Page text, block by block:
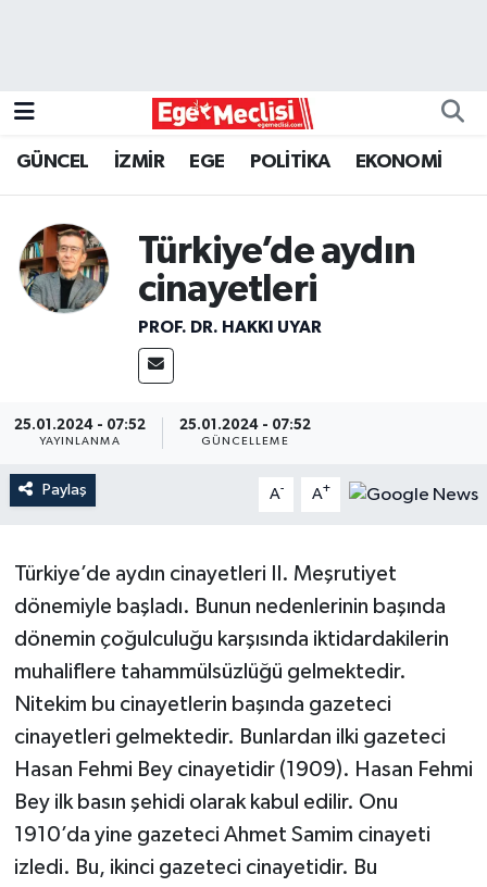
GÜNCEL İZMİR EGE POLİTİKA EKONOMİ
Türkiye’de aydın
cinayetleri
PROF. DR. HAKKI UYAR
25.01.2024 - 07:52
YAYINLANMA
25.01.2024 - 07:52
GÜNCELLEME
Paylaş A- A+
Türkiye’de aydın cinayetleri II. Meşrutiyet
dönemiyle başladı. Bunun nedenlerinin başında
dönemin çoğulculuğu karşısında iktidardakilerin
muhaliflere tahammülsüzlüğü gelmektedir.
Nitekim bu cinayetlerin başında gazeteci
cinayetleri gelmektedir. Bunlardan ilki gazeteci
Hasan Fehmi Bey cinayetidir (1909). Hasan Fehmi
Bey ilk basın şehidi olarak kabul edilir. Onu
1910’da yine gazeteci Ahmet Samim cinayeti
izledi. Bu, ikinci gazeteci cinayetidir. Bu
GÜNCEL
İZMİR
ÖZEL HABER
POLİTİKA
Programlar
SPOR